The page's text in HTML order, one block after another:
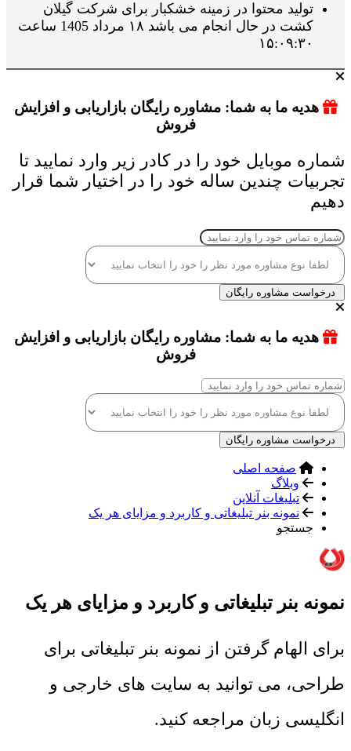
تولید محتوا در زمینه خشکبار برای شرکت گیلان
کشت در حال انجام می باشد ۱۸ مرداد 1405 ساعت
۱۵:۰۹:۳۰
هدیه ما به شما: مشاوره رایگان بازاریابی و افزایش
فروش
شماره موبایل خود را در کادر زیر وارد نمایید تا
تجربیات چندین ساله خود را در اختیار شما قرار
دهیم
درخواست مشاوره رایگان
هدیه ما به شما: مشاوره رایگان بازاریابی و افزایش
فروش
درخواست مشاوره رایگان
صفحه اصلی
وبلاگ
تبلیغات آنلاین
نمونه بنر تبلیغاتی و کاربرد و مزایای هر یک
جستجو
نمونه بنر تبلیغاتی و کاربرد و مزایای هر یک
برای الهام گرفتن از نمونه بنر تبلیغاتی برای
طراحی، می توانید به سایت های خارجی و
انگلیسی زبان مراجعه کنید.